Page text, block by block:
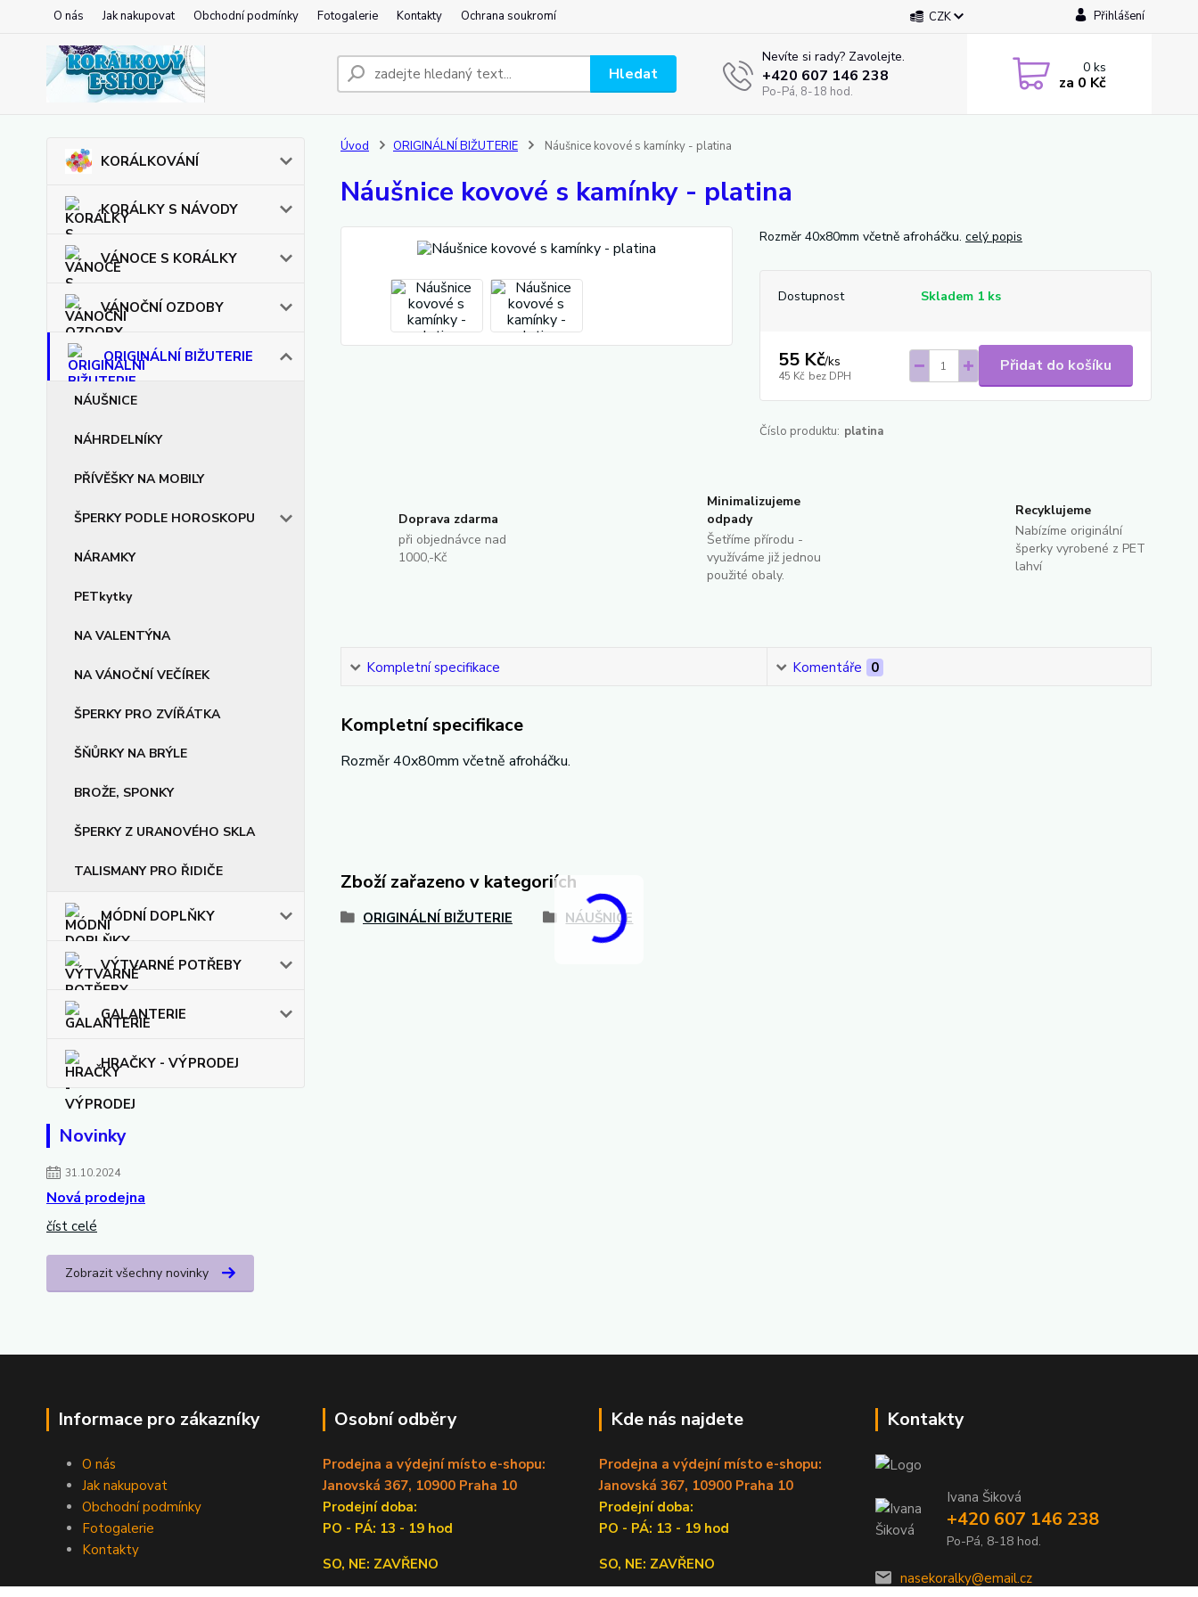
O nás Jak nakupovat Obchodní podmínky Fotogalerie Kontakty Ochrana soukromí CZK Přihlášení
Hledat
Nevíte si rady? Zavolejte.
+420 607 146 238
Po-Pá, 8-18 hod.
0ks
za 0 Kč
KORÁLKOVÁNÍ
KORÁLKY S NÁVODY
VÁNOCE S KORÁLKY
VÁNOČNÍ OZDOBY
ORIGINÁLNÍ BIŽUTERIE
NÁUŠNICE
NÁHRDELNÍKY
PŘÍVĚŠKY NA MOBILY
ŠPERKY PODLE HOROSKOPU
NÁRAMKY
PETkytky
NA VALENTÝNA
NA VÁNOČNÍ VEČÍREK
ŠPERKY PRO ZVÍŘÁTKA
ŠŇŮRKY NA BRÝLE
BROŽE, SPONKY
ŠPERKY Z URANOVÉHO SKLA
TALISMANY PRO ŘIDIČE
MÓDNÍ DOPLŇKY
VÝTVARNÉ POTŘEBY
GALANTERIE
HRAČKY - VÝPRODEJ
Novinky
31.10.2024
Nová prodejna
číst celé
Zobrazit všechny novinky
Úvod ORIGINÁLNÍ BIŽUTERIE Náušnice kovové s kamínky - platina
Náušnice kovové s kamínky - platina
Rozměr 40x80mm včetně afroháčku. celý popis
Dostupnost Skladem 1 ks
55 Kč/ks
45 Kč bez DPH
Přidat do košíku
Číslo produktu: platina
Doprava zdarma
při objednávce nad
1000,-Kč
Minimalizujeme
odpady
Šetříme přírodu -
využíváme již jednou
použité obaly.
Recyklujeme
Nabízíme originální
šperky vyrobené z PET
lahví
Kompletní specifikace Komentáře 0
Kompletní specifikace
Rozměr 40x80mm včetně afroháčku.
Zboží zařazeno v kategoriích
ORIGINÁLNÍ BIŽUTERIE NÁUŠNICE
Informace pro zákazníky
O nás
Jak nakupovat
Obchodní podmínky
Fotogalerie
Kontakty
Osobní odběry
Prodejna a výdejní místo e-shopu:
Janovská 367, 10900 Praha 10
Prodejní doba:
PO - PÁ: 13 - 19 hod
SO, NE: ZAVŘENO
Kde nás najdete
Prodejna a výdejní místo e-shopu:
Janovská 367, 10900 Praha 10
Prodejní doba:
PO - PÁ: 13 - 19 hod
SO, NE: ZAVŘENO
Kontakty
Ivana Šiková
+420 607 146 238
Po-Pá, 8-18 hod.
nasekoralky@email.cz